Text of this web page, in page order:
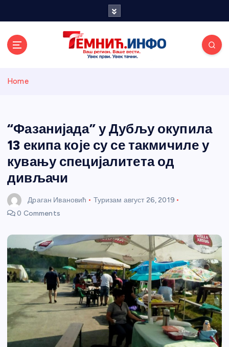
и портал
Home
“Фазанијада” у Дубљу окупила
13 екипа које су се такмичиле у
кувању специјалитета од
дивљачи
Драган Ивановић Туризам август 26, 2019
0 Comments